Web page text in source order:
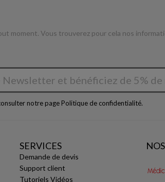
moment. Vous trouverez pour cela nos
notre page Politique de confidentialité.
SERVICES
Demande de devis
Support client
Tutoriels Vidéos